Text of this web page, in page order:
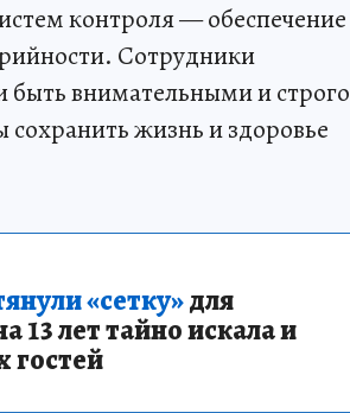
контроля — обеспечение
Сотрудники
быть внимательными и строго
жизнь и здоровье
«сетку»для
13 лет тайно искала и
гостей